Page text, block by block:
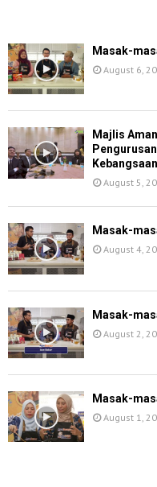
Masak-
August 6,
Majlis
August 5,
Masak-
August 4,
Masak-
August 2,
Masak-
August 1,